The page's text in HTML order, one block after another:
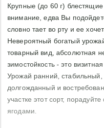
Крупные (до 60 г)
внимание, едва Вы
словно тает во рту и ее
Невероятный богатый
товарный вид, абсолютная
зимостойкость - это
Урожай ранний,
долгожданный и
участке этот сорт,
ягодами.